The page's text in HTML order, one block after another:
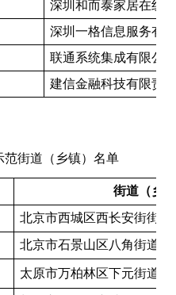
深圳和而泰家居在线
深圳一格信息服务有
联通系统集成有限公司
建信金融科技有限责
范街道（乡镇）名单
街道（乡
北京市西城区西长安街街道
北京市石景山区八角街道
太原市万柏林区下元街道